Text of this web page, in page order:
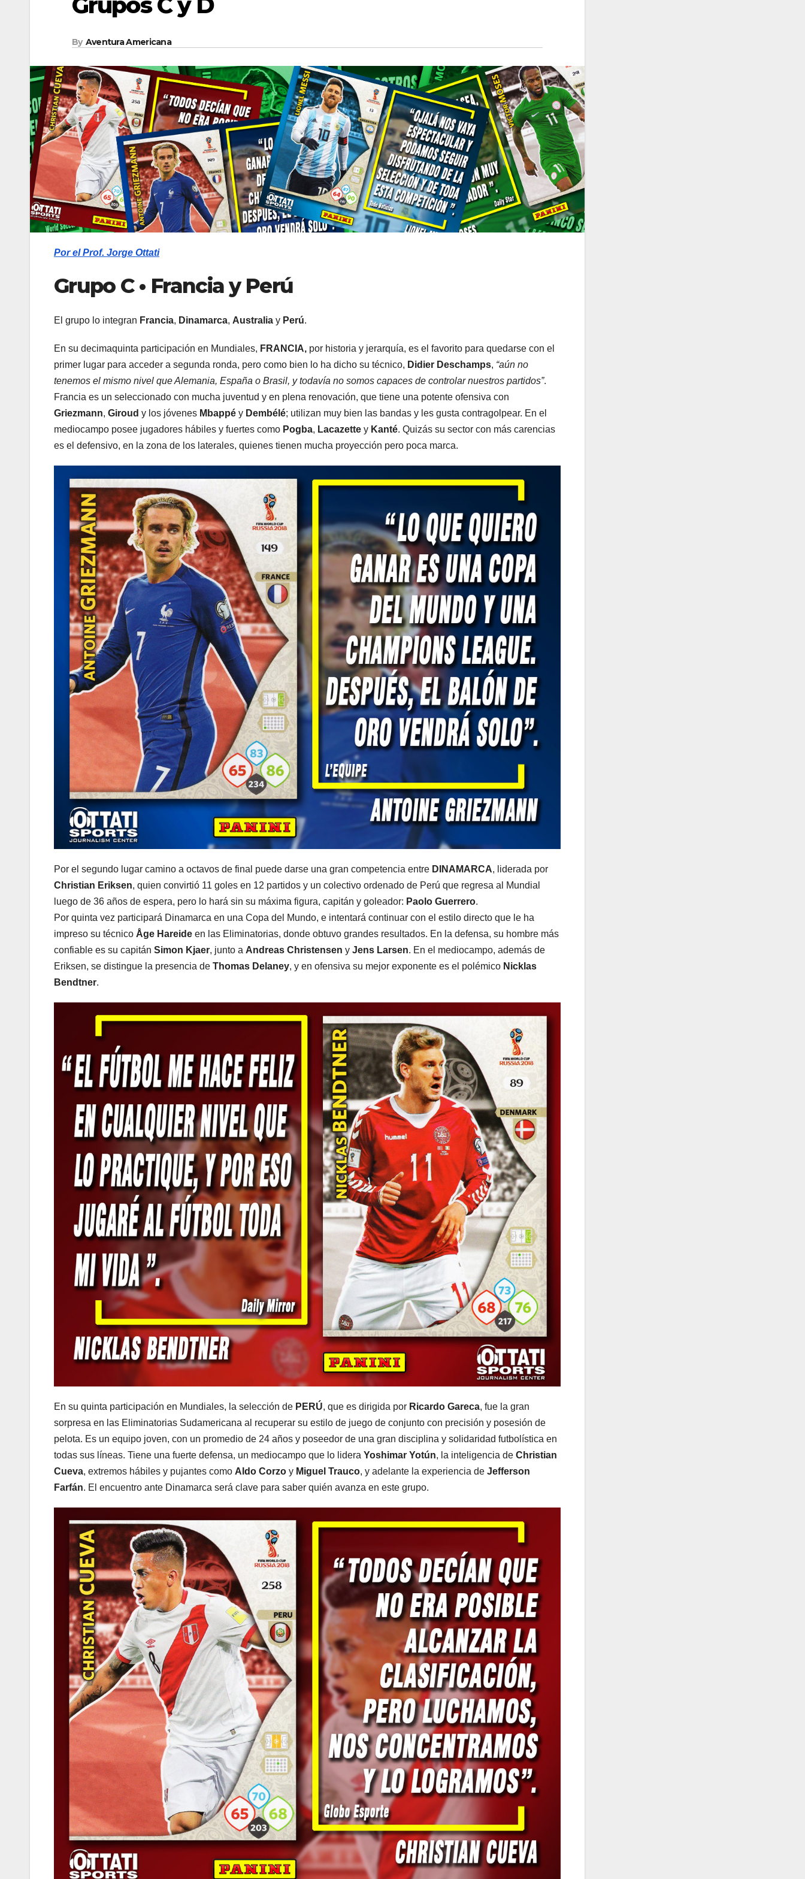
By Aventura Americana
Por el Prof. Jorge Ottati
Grupo C• Francia y Perú
El grupo lo integran Francia, Dinamarca, Australia y Perú.
En su decimaquinta participación en Mundiales, FRANCIA, por historia y jerarquía, es el favorito para quedarse con el
primer lugar para acceder a segunda ronda, pero como bien lo ha dicho su técnico, Didier Deschamps, “aún no
tenemos el mismo nivel que Alemania, España o Brasil, y todavía no somos capaces de controlar nuestros partidos”.
Francia es un seleccionado con mucha juventud y en plena renovación, que tiene una potente ofensiva con
Griezmann, Giroud y los jóvenes Mbappé y Dembélé; utilizan muy bien las bandas y les gusta contragolpear. En el
mediocampo posee jugadores hábiles y fuertes como Pogba, Lacazette y Kanté. Quizás su sector con más carencias
es el defensivo, en la zona de los laterales, quienes tienen mucha proyección pero poca marca.
Por el segundo lugar camino a octavos de final puede darse una gran competencia entre DINAMARCA, liderada por
Christian Eriksen, quien convirtió 11 goles en 12 partidos y un colectivo ordenado de Perú que regresa al Mundial
luego de 36 años de espera, pero lo hará sin su máxima figura, capitán y goleador: Paolo Guerrero.
Por quinta vez participará Dinamarca en una Copa del Mundo, e intentará continuar con el estilo directo que le ha
impreso su técnico Åge Hareide en las Eliminatorias, donde obtuvo grandes resultados. En la defensa, su hombre más
confiable es su capitán Simon Kjaer, junto a Andreas Christensen y Jens Larsen. En el mediocampo, además de
Eriksen, se distingue la presencia de Thomas Delaney, y en ofensiva su mejor exponente es el polémico Nicklas
Bendtner.
En su quinta participación en Mundiales, la selección de PERÚ, que es dirigida por Ricardo Gareca, fue la gran
sorpresa en las Eliminatorias Sudamericana al recuperar su estilo de juego de conjunto con precisión y posesión de
pelota. Es un equipo joven, con un promedio de 24 años y poseedor de una gran disciplina y solidaridad futbolística en
todas sus líneas. Tiene una fuerte defensa, un mediocampo que lo lidera Yoshimar Yotún, la inteligencia de Christian
Cueva, extremos hábiles y pujantes como Aldo Corzo y Miguel Trauco, y adelante la experiencia de Jefferson
Farfán. El encuentro ante Dinamarca será clave para saber quién avanza en este grupo.